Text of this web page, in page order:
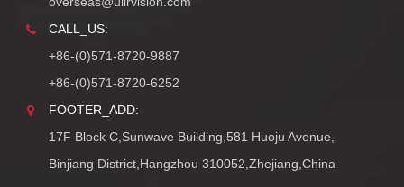
CALL_US:
+86-(0)571-8720-9887
+86-(0)571-8720-6252
FOOTER_ADD:
17F Block C,Sunwave Building,581 Huoju Avenue,
Binjiang District,Hangzhou 310052,Zhejiang,China